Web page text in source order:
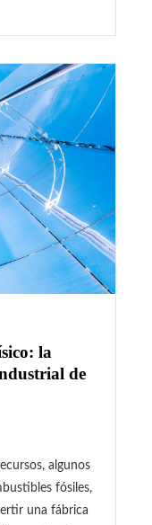
la
de
algunos
fósiles,
una fábrica